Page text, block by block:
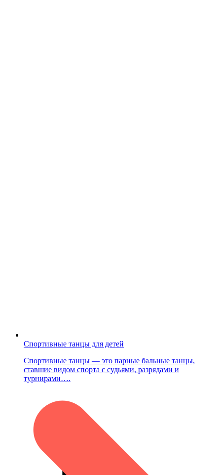
Спортивные танцы для детей
Спортивные танцы — это парные бальные танцы,
ставшие видом спорта с судьями, разрядами и
турнирами….